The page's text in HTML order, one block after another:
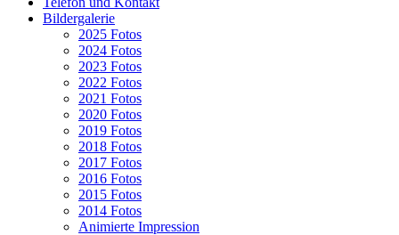
Bildergalerie
2025 Fotos
2024 Fotos
2023 Fotos
2022 Fotos
2021 Fotos
2020 Fotos
2019 Fotos
2018 Fotos
2017 Fotos
2016 Fotos
2015 Fotos
2014 Fotos
Animierte Impression